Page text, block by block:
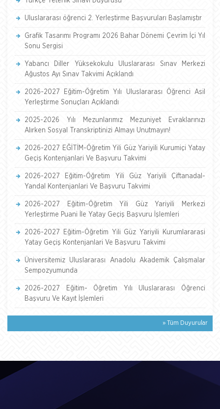
Uluslararası öğrenci 2. Yerleştirme Başvuruları Başlamıştır
Grafik Tasarımı Programı 2026 Bahar Dönemi Çevrim İçi Yıl
Sonu Sergisi
Yabancı Diller Yüksekokulu Uluslararası Sınav Merkezi
Ağustos Ayı Sınav Takvimi Açıklandı
2026-2027 Eğitim-Öğretim Yılı Uluslararası Öğrenci Asil
Yerleştirme Sonuçları Açıklandı
2025-2026 Yılı Mezunlarımız Mezuniyet Evraklarınızı
Alırken Sosyal Transkriptinizi Almayı Unutmayın!
2026-2027 EĞİTİM-Öğretim Yili Güz Yariyili Kurumiçi Yatay
Geçiş Kontenjanlari Ve Başvuru Takvimi
2026-2027 Eğitim-Öğretim Yili Güz Yariyili Çiftanadal-
Yandal Kontenjanlari Ve Başvuru Takvimi
2026-2027 Eğitim-Öğretim Yili Güz Yariyili Merkezi
Yerleştirme Puani İle Yatay Geçiş Başvuru İşlemleri
2026-2027 Eğitim-Öğretim Yili Güz Yariyili Kurumlararasi
Yatay Geçiş Kontenjanlari Ve Başvuru Takvimi
Üniversitemiz Uluslararası Anadolu Akademik Çalışmalar
Sempozyumunda
2026-2027 Eğitim- Öğretim Yılı Uluslararası Öğrenci
Başvuru Ve Kayıt İşlemleri
» Tüm Duyurular